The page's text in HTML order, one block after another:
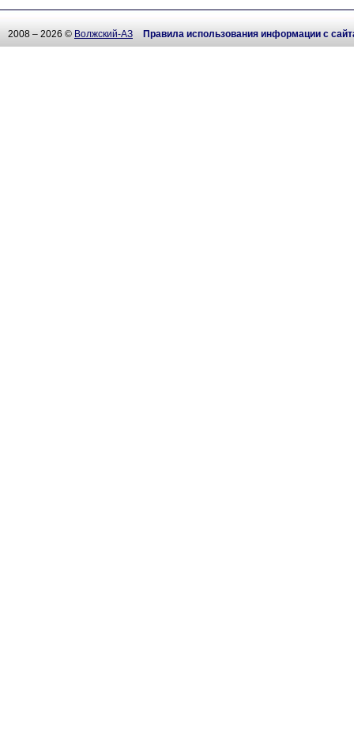
2008 – 2026 © Волжский-АЗ Правила использования информации с